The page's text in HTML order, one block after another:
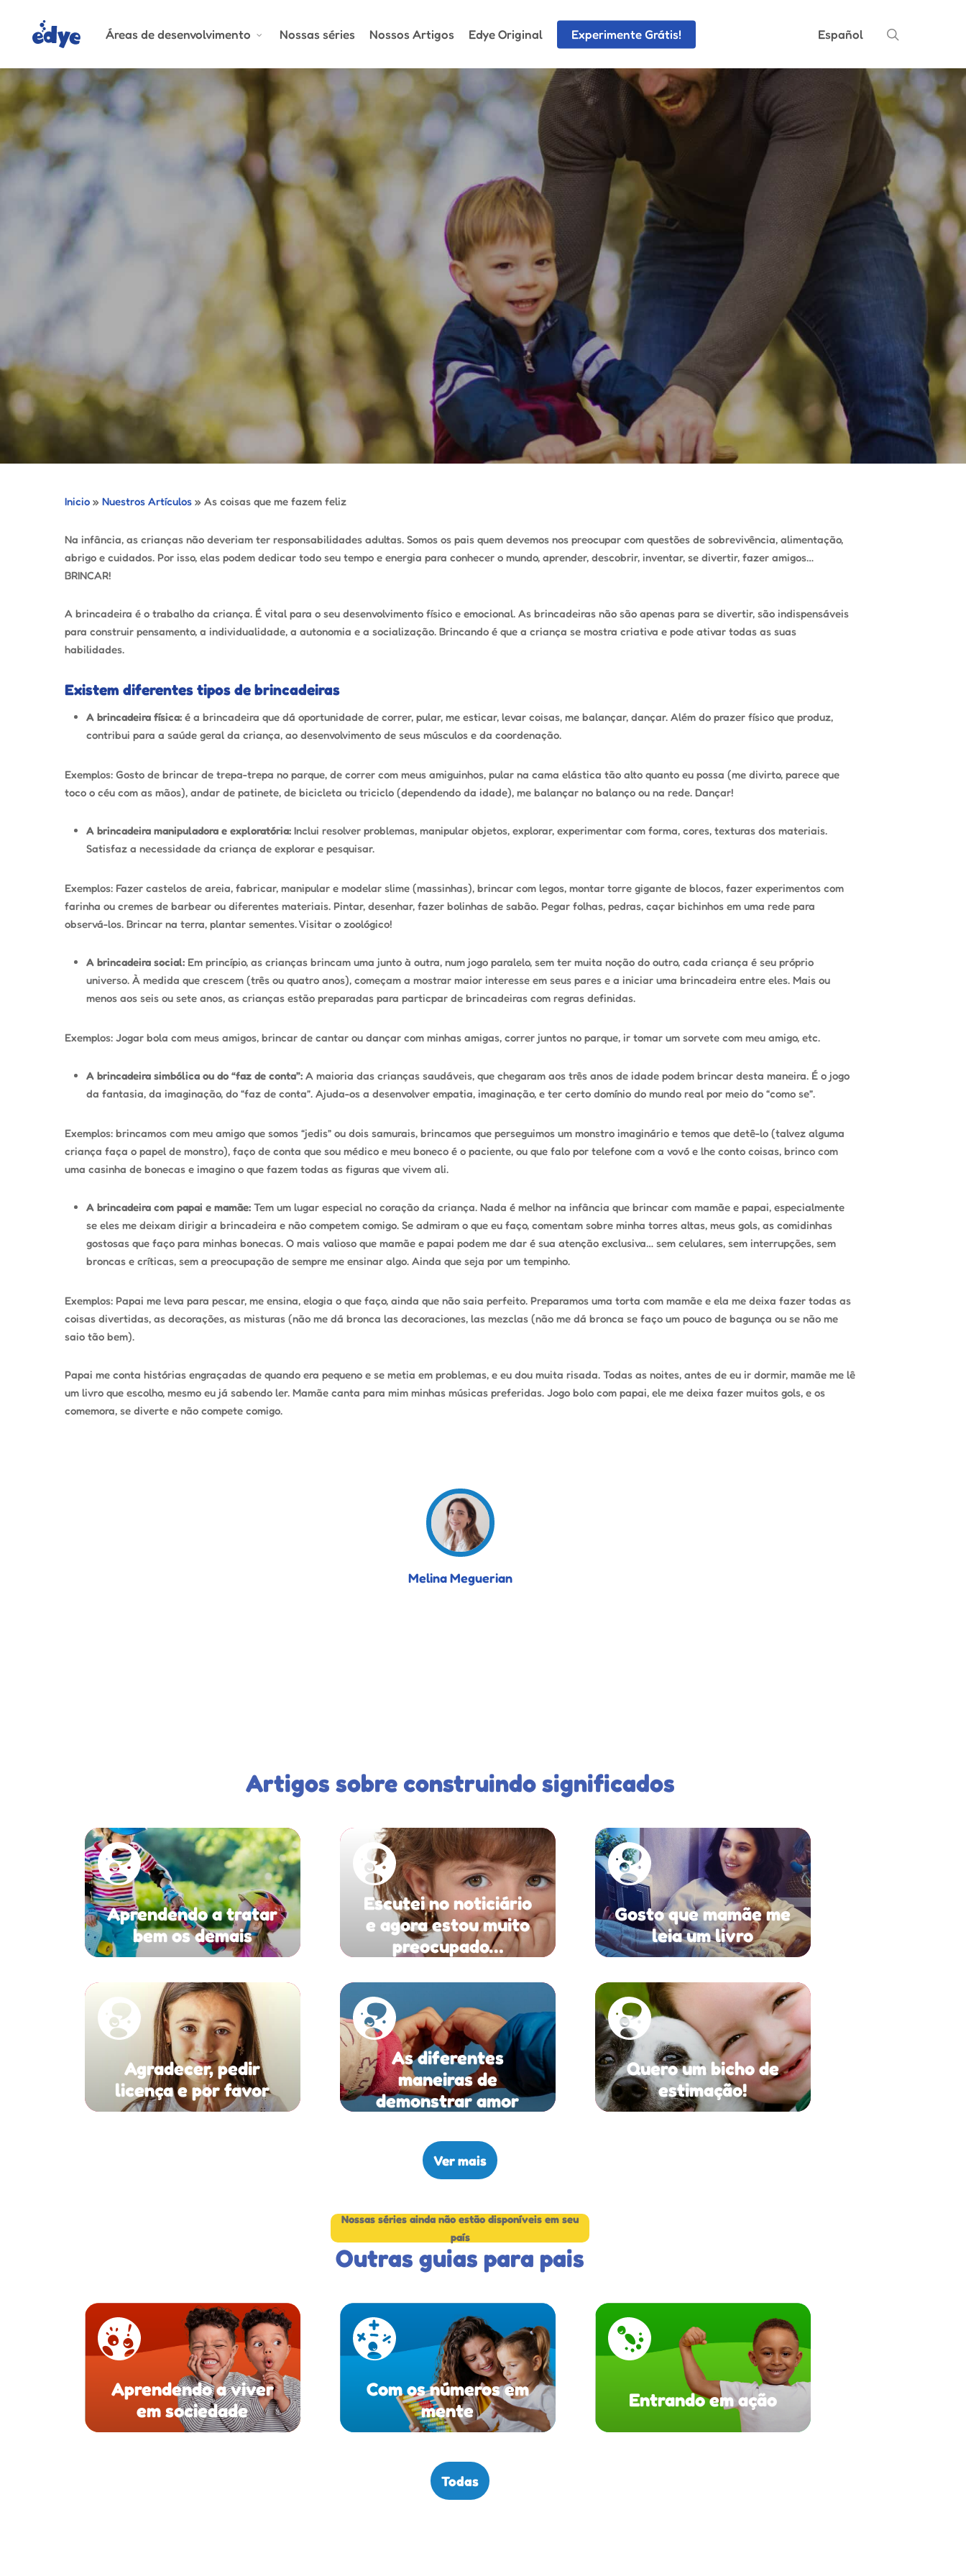
Áreas de desenvolvimento Nossas séries Nossos Artigos Edye Original Experimente Grátis! Español
Inicio » Nuestros Artículos » As coisas que me fazem feliz
Na infância, as crianças não deveriam ter responsabilidades adultas. Somos os pais quem devemos nos preocupar com questões de sobrevivência, alimentação,
abrigo e cuidados. Por isso, elas podem dedicar todo seu tempo e energia para conhecer o mundo, aprender, descobrir, inventar, se divertir, fazer amigos…
BRINCAR!
A brincadeira é o trabalho da criança. É vital para o seu desenvolvimento físico e emocional. As brincadeiras não são apenas para se divertir, são indispensáveis
para construir pensamento, a individualidade, a autonomia e a socialização. Brincando é que a criança se mostra criativa e pode ativar todas as suas
habilidades.
Existem diferentes tipos de brincadeiras
A brincadeira física: é a brincadeira que dá oportunidade de correr, pular, me esticar, levar coisas, me balançar, dançar. Além do prazer físico que produz,
contribui para a saúde geral da criança, ao desenvolvimento de seus músculos e da coordenação.
Exemplos: Gosto de brincar de trepa-trepa no parque, de correr com meus amiguinhos, pular na cama elástica tão alto quanto eu possa (me divirto, parece que
toco o céu com as mãos), andar de patinete, de bicicleta ou triciclo (dependendo da idade), me balançar no balanço ou na rede. Dançar!
A brincadeira manipuladora e exploratória: Inclui resolver problemas, manipular objetos, explorar, experimentar com forma, cores, texturas dos materiais.
Satisfaz a necessidade da criança de explorar e pesquisar.
Exemplos: Fazer castelos de areia, fabricar, manipular e modelar slime (massinhas), brincar com legos, montar torre gigante de blocos, fazer experimentos com
farinha ou cremes de barbear ou diferentes materiais. Pintar, desenhar, fazer bolinhas de sabão. Pegar folhas, pedras, caçar bichinhos em uma rede para
observá-los. Brincar na terra, plantar sementes. Visitar o zoológico!
A brincadeira social: Em princípio, as crianças brincam uma junto à outra, num jogo paralelo, sem ter muita noção do outro, cada criança é seu próprio
universo. À medida que crescem (três ou quatro anos), começam a mostrar maior interesse em seus pares e a iniciar uma brincadeira entre eles. Mais ou
menos aos seis ou sete anos, as crianças estão preparadas para particpar de brincadeiras com regras definidas.
Exemplos: Jogar bola com meus amigos, brincar de cantar ou dançar com minhas amigas, correr juntos no parque, ir tomar um sorvete com meu amigo, etc.
A brincadeira simbólica ou do “faz de conta”: A maioria das crianças saudáveis, que chegaram aos três anos de idade podem brincar desta maneira. É o jogo
da fantasia, da imaginação, do “faz de conta”. Ajuda-os a desenvolver empatia, imaginação, e ter certo domínio do mundo real por meio do “como se”.
Exemplos: brincamos com meu amigo que somos “jedis” ou dois samurais, brincamos que perseguimos um monstro imaginário e temos que detê-lo (talvez alguma
criança faça o papel de monstro), faço de conta que sou médico e meu boneco é o paciente, ou que falo por telefone com a vovó e lhe conto coisas, brinco com
uma casinha de bonecas e imagino o que fazem todas as figuras que vivem ali.
A brincadeira com papai e mamãe: Tem um lugar especial no coração da criança. Nada é melhor na infância que brincar com mamãe e papai, especialmente
se eles me deixam dirigir a brincadeira e não competem comigo. Se admiram o que eu faço, comentam sobre minha torres altas, meus gols, as comidinhas
gostosas que faço para minhas bonecas. O mais valioso que mamãe e papai podem me dar é sua atenção exclusiva… sem celulares, sem interrupções, sem
broncas e críticas, sem a preocupação de sempre me ensinar algo. Ainda que seja por um tempinho.
Exemplos: Papai me leva para pescar, me ensina, elogia o que faço, ainda que não saia perfeito. Preparamos uma torta com mamãe e ela me deixa fazer todas as
coisas divertidas, as decorações, as misturas (não me dá bronca las decoraciones, las mezclas (não me dá bronca se faço um pouco de bagunça ou se não me
saio tão bem).
Papai me conta histórias engraçadas de quando era pequeno e se metia em problemas, e eu dou muita risada. Todas as noites, antes de eu ir dormir, mamãe me lê
um livro que escolho, mesmo eu já sabendo ler. Mamãe canta para mim minhas músicas preferidas. Jogo bolo com papai, ele me deixa fazer muitos gols, e os
comemora, se diverte e não compete comigo.
Melina Meguerian
Artigos sobre construindo significados
Aprendendo a tratar
bem os demais
Escutei no noticiário
e agora estou muito
preocupado…
Gosto que mamãe me
leia um livro
Agradecer, pedir
licença e por favor
As diferentes
maneiras de
demonstrar amor
Quero um bicho de
estimação!
Ver mais
Nossas séries ainda não estão disponíveis em seu
país
Outras guias para pais
Aprendendo a viver
em sociedade
Com os números em
mente
Entrando em ação
Todas